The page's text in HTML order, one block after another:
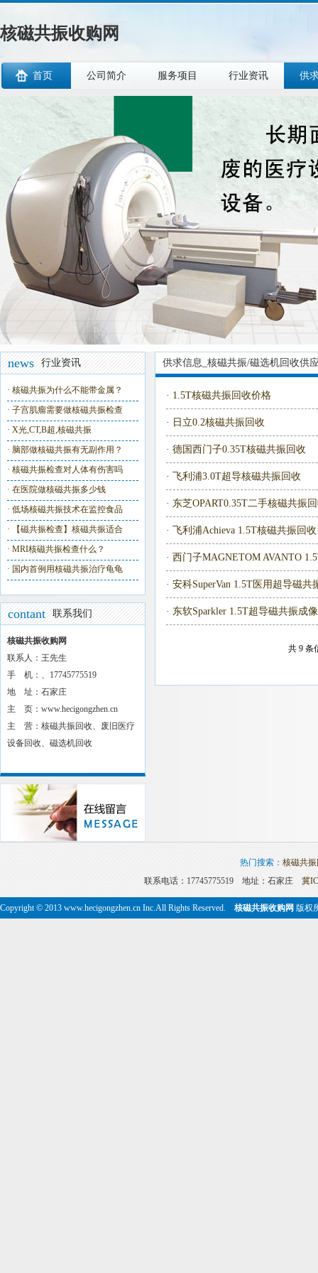
核磁共振收购网
首页 公司简介 服务项目 行业资讯 供
news 行业资讯
· 核磁共振为什么不能带金属？
· 子宫肌瘤需要做核磁共振检查
· X光,CT,B超,核磁共振
· 脑部做核磁共振有无副作用？
· 核磁共振检查对人体有伤害吗
· 在医院做核磁共振多少钱
· 低场核磁共振技术在监控食品
·
【磁共振检查】核磁共振适合
· MRI核磁共振检查什么？
· 国内首例用核磁共振治疗龟龟
contant 联系我们
核磁共振收购网
联系人：王先生
手 机：、17745775519
地 址：石家庄
主 页：www.hecigongzhen.cn
主 营：核磁共振回收、废旧医疗
设备回收、磁选机回收
供求信息_核磁共振/磁选机回收供
· 1.5T核磁共振回收价格
· 日立0.2核磁共振回收
· 德国西门子0.35T核磁共振回收
· 飞利浦3.0T超导核磁共振回收
· 东芝OPART0.35T二手核磁共振
· 飞利浦Achieva 1.5T核磁共振回收
· 西门子MAGNETOM AVANTO
· 安科SuperVan 1.5T医用超导磁共
· 东软Sparkler 1.5T超导磁共振成
共 9 条
热门搜索： 核磁共
联系电话：17745775519 地址：石家庄冀
Copyright © 2013 www.hecigongzhen.cn Inc.All Rights Reserved. 核磁共振收购网 版权